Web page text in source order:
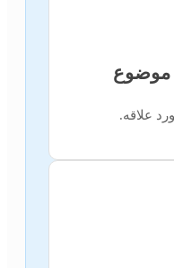
علاقه.